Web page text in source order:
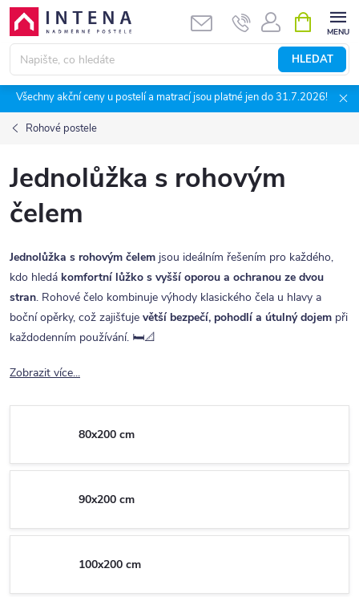
Přejít
obsah
HLEDAT
NÁKUPNÍ
KOŠÍK
Všechny akční ceny u postelí a matrací jsou platné jen do 31.7.2026!
Rohové postele
Jednolůžka s rohovým
čelem
Jednolůžka s rohovým čelem jsou ideálním řešením pro každého,
kdo hledá komfortní lůžko s vyšší oporou a ochranou ze dvou
stran. Rohové čelo kombinuje výhody klasického čela u hlavy a
boční opěrky, což zajišťuje větší bezpečí, pohodlí a útulný dojem při
každodenním používání. 🛏️📐
Zobrazit více...
80x200 cm
90x200 cm
100x200 cm